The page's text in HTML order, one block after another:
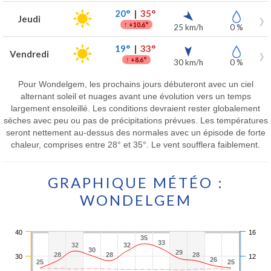
Jeudi 20°| 35°
↑ +10.6° 25 km/h 0 %
Vendredi 19°| 33°
↑ +8.6° 30 km/h 0 %
Pour Wondelgem, les prochains jours débuteront avec un ciel
alternant soleil et nuages avant une évolution vers un temps
largement ensoleillé. Les conditions devraient rester globalement
sèches avec peu ou pas de précipitations prévues. Les températures
seront nettement au-dessus des normales avec un épisode de forte
chaleur, comprises entre 28° et 35°. Le vent soufflera faiblement.
GRAPHIQUE MÉTÉO :
WONDELGEM
25
25
28
28
32
32
30
30
28
28
32
32
35
35
33
33
29
29 28
28
26
26 25
25
30
40
12
16